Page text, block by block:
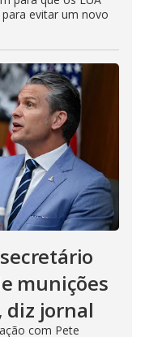
evitar um novo
munições
diz jornal
com Pete